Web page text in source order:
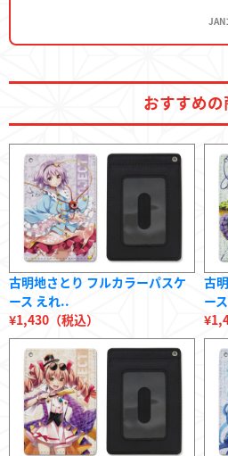
おすすめの
古明地さとり フルカラーパスケ
ース えれ..
¥1,430（税込）
古
ー